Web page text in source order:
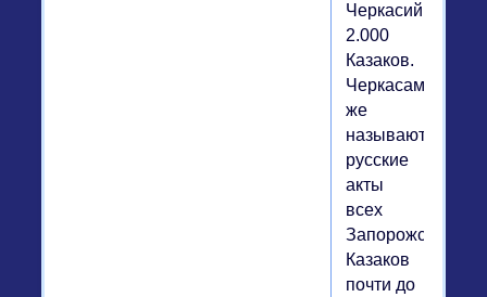
Черкасий
2.000
Казаков.
Черкасами
же
называют
русские
акты
всех
Запорожских
Казаков
почти до